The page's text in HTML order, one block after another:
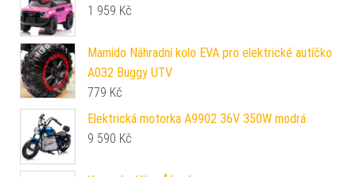
1 959 Kč
Mamido Náhradní kolo EVA pro elektrické autíčko
A032 Buggy UTV
779 Kč
Elektrická motorka A9902 36V 350W modrá
9 590 Kč